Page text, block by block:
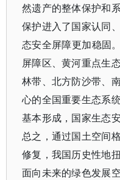
然遗产的整体保护和
保护进入了国家认同
态安全屏障更加稳固
屏障区、黄河重点生
林带、北方防沙带、
心的全国重要生态系
基本形成，国家生态
总之，通过国土空间
修复，我国历史性地
面向未来的绿色发展